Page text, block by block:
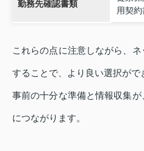
勤務先確認書類
用契
これらの点に注意しながら、
することで、より良い選択がで
事前の十分な準備と情報収集
につながります。